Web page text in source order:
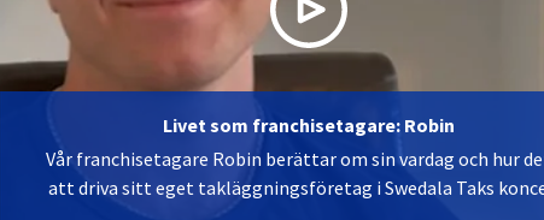
Livet som franchisetagare: Robin
Vår franchisetagare Robin berättar om sin vardag och hur
att driva sitt eget takläggningsföretag i Swedala Taks